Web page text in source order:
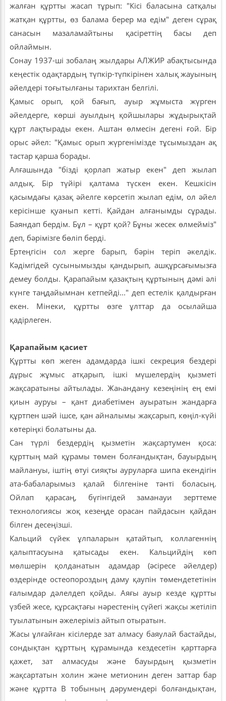
жалған құртты жасап тұрып: "Кісі баласына сатқалы
жатқан құртты, өз балама берер ма едім" деген сұрақ
санасын мазаламайтыны қасіреттің басы деп
ойлаймын.
Сонау 1937-ші зобалаң жылдары АЛЖИР абақтысында
кеңестік одақтардың түпкір-түпкірінен халық жауының
әйелдері тоғытылғаны тарихтан белгілі.
Қамыс орып, қой бағып, ауыр жұмыста жүрген
әйелдерге, көрші ауылдың қойшылары жұдырықтай
құрт лақтырады екен. Аштан өлмесін дегені ғой. Бір
орыс әйел: "Қамыс орып жүргенімізде тұсымыздан ақ
тастар қарша борады.
Алғашында "бізді қорлап жатыр екен" деп жылап
алдық. Бір түйірі қалтама түскен екен. Кешкісін
қасымдағы қазақ әйелге көрсетіп жылап едім, ол әйел
керісінше қуанып кетті. Қайдан алғанымды сұрады.
Баяндап бердім. Бұл – құрт қой? Бұны жесек өлмейміз"
деп, бәрімізге бөліп берді.
Ертеңгісін сол жерге барып, бәрін теріп әкелдік.
Кәдімгідей сусынымызды қандырып, ашқұрсағымызға
демеу болды. Қарапайым қазақтың құртының дәмі әлі
күнге таңдайымнан кетпейді..." деп естелік қалдырған
екен. Мінеки, құртты өзге ұлттар да осылайша
қадірлеген.
Қарапайым қасиет
Құртты көп жеген адамдарда ішкі секреция бездері
дұрыс жұмыс атқарып, ішкі мүшелердің қызметі
жақсаратыны айтылады. Жаһандану кезеңінің ең емі
қиын ауруы – қант диабетімен ауыратын жандарға
құртпен шәй ішсе, қан айналымы жақсарып, көңіл-күйі
көтеріңкі болатыны да.
Сан түрлі бездердің қызметін жақсартумен қоса:
құрттың май құрамы төмен болғандықтан, бауырдың
майлануы, іштің өтуі сияқты ауруларға шипа екендігін
ата-бабаларымыз қалай білгеніне тәнті боласың.
Ойлап қарасаң, бүгінгідей заманауи зерттеме
технологиясы жоқ кезеңде орасан пайдасын қайдан
білген десеңізші.
Кальций сүйек ұлпаларын қатайтып, коллагеннің
қалыптасуына қатысады екен. Кальцийдің көп
мөлшерін қолданатын адамдар (әсіресе әйелдер)
өздерінде остеопороздың даму қаупін төмендететінін
ғалымдар дәлелдеп қойды. Аяғы ауыр кезде құртты
үзбей жесе, құрсақтағы нәрестенің сүйегі жақсы жетіліп
туылатынын әжелеріміз айтып отыратын.
Жасы ұлғайған кісілерде зат алмасу баяулай бастайды,
сондықтан құрттың құрамында кездесетін қарттарға
қажет, зат алмасуды және бауырдың қызметін
жақсартатын холин және метионин деген заттар бар
және құртта В тобының дәрумендері болғандықтан,